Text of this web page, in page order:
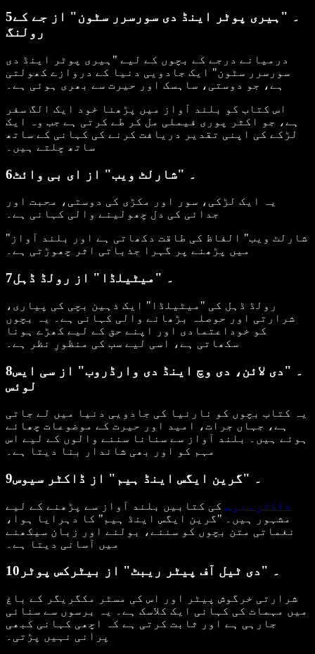
5۔ "ہیری پوٹر اینڈ دی سورسرر سٹون" از جے کے
رولنگ
درمیانے درجے کے بچوں کے لیے "ہیری پوٹر اینڈ دی
سورسرر سٹون" ایک جادویی دنیا کے دروازے کھولتی
اس کتاب کو بلند آواز میں پڑھنا خود ایک الگ سفر
ہے، جو اکثر پوری فیملی مل کر طے کرتی ہے جب وہ ایک
لڑکے کی اپنی تقدیر دریافت کرنے کی کہانی کے ساتھ
ساتھ چلتے ہیں۔
6۔ "شارلٹ ویب" از ای بی وائٹ
یہ ایک لڑکی، سور اور مکڑی کی دوستی، محبت اور
"شارلٹ ویب" الفاظ کی طاقت دکھاتی ہے اور بلند آواز
میں پڑھنے پر گہرا جذباتی اثر چھوڑتی ہے۔
7۔ "میٹیلڈا" از رولڈ ڈہل
رولڈ ڈہل کی "میٹیلڈا" ایک ذہین بچی کی پیاری،
شرارتی اور حوصلہ بڑھانے والی کہانی ہے۔ یہ بچوں
کو خوداعتمادی اور اپنے حق کے لیے کھڑے ہونا
سکھاتی ہے، اسی لیے سب کی منظورِ نظر ہے۔
8۔ "دی لائن، دی وچ اینڈ دی وارڈروب" از سی ایس
لوئس
یہ کتاب بچوں کو نارنیا کی جادویی دنیا میں لے جاتی
ہے، جہاں جرات، امید اور حیرت کے موضوعات چھائے
ہوئے ہیں۔ بلند آواز سے سنانا سننے والوں کے لیے اس
مہم کو اور بھی شاندار بنا دیتا ہے۔
9۔ "گرین ایگس اینڈ ہیم" از ڈاکٹر سیوس
ڈاکٹر سیوس کی کتابیں بلند آواز سے پڑھنے کے لیے
مشہور ہیں۔ "گرین ایگس اینڈ ہیم" کا دہرایا ہوا،
نغماتی متن بچوں کو سننے، بولنے اور زبان سیکھنے
میں آسانی دیتا ہے۔
10۔ "دی ٹیل آف پیٹر ریبٹ" از بیٹرکس پوٹر
شرارتی خرگوش پیٹر اور اس کی مسٹر مکگریگر کے باغ
میں مہمات کی کہانی ایک کلاسک ہے۔ یہ برسوں سے سنائی
جارہی ہے اور ثابت کرتی ہے کہ اچھی کہانی کبھی
پرانی نہیں پڑتی۔